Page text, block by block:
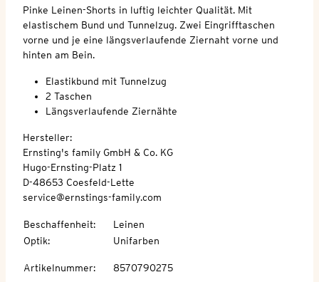
Pinke Leinen-Shorts in luftig leichter Qualität. Mit
elastischem Bund und Tunnelzug. Zwei Eingrifftaschen
vorne und je eine längsverlaufende Ziernaht vorne und
hinten am Bein.
Elastikbund mit Tunnelzug
2 Taschen
Längsverlaufende Ziernähte
Hersteller:
Ernsting's family GmbH & Co. KG
Hugo-Ernsting-Platz 1
D-48653 Coesfeld-Lette
service@ernstings-family.com
Beschaffenheit:
Leinen
Optik: Unifarben
Artikelnummer: 8570790275